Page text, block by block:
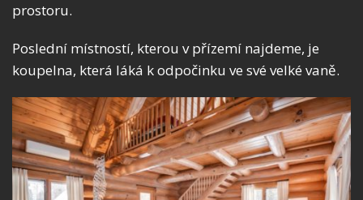
prostoru.
Poslední místností, kterou v přízemí najdeme, je
koupelna, která láká k odpočinku ve své velké vaně.